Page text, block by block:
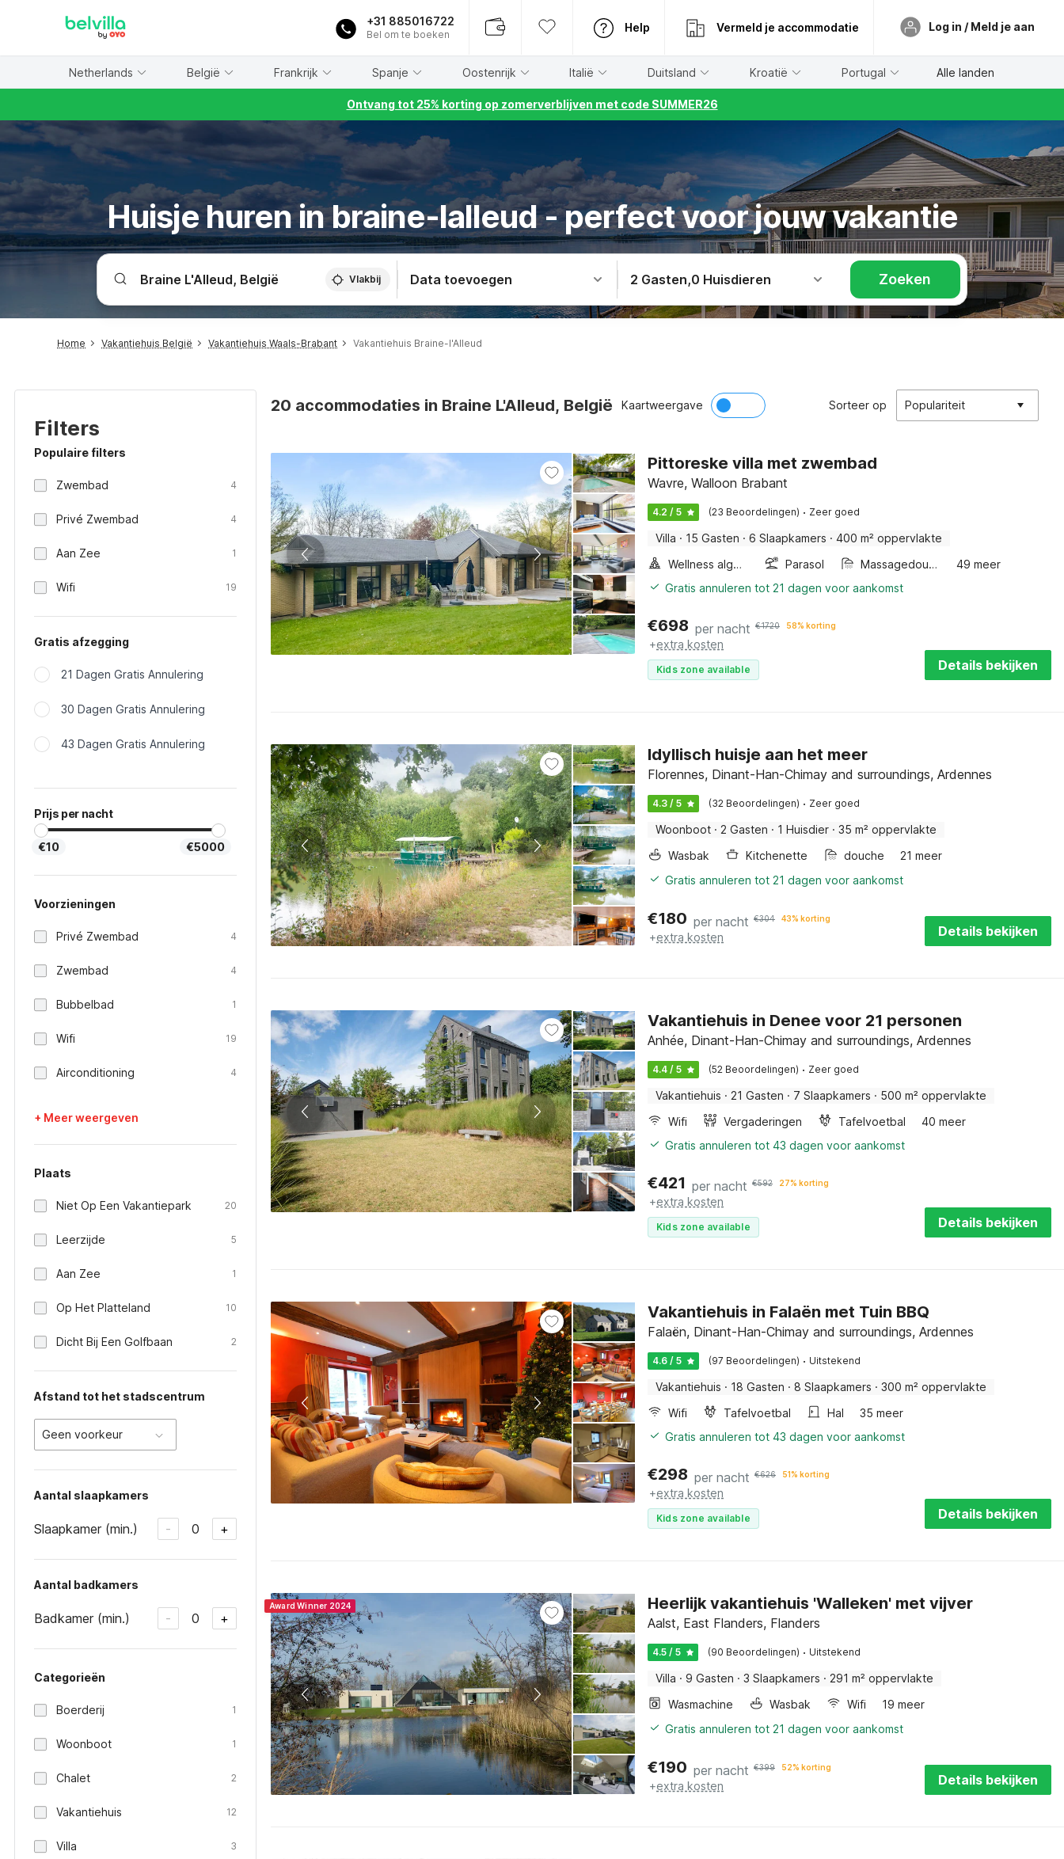
+31 885016722
Bel om te boeken
Help Vermeld je accommodatie Log in / Meld je aan
Netherlands België Frankrijk Spanje Oostenrijk Italië Duitsland Kroatië Portugal Alle landen
Ontvang tot 25% korting op zomerverblijven met code SUMMER26
Huisje huren in braine-lalleud - perfect voor jouw vakantie
Vlakbij Data toevoegen 2 Gasten,0 Huisdieren Zoeken
Home Vakantiehuis België Vakantiehuis Waals-Brabant Vakantiehuis Braine-l'Alleud
Filters
Populaire filters
Zwembad 4
Privé Zwembad 4
Aan Zee 1
Wifi 19
Gratis afzegging
21 Dagen Gratis Annulering
30 Dagen Gratis Annulering
43 Dagen Gratis Annulering
Prijs per nacht
€10 €5000
Voorzieningen
Privé Zwembad 4
Zwembad 4
Bubbelbad 1
Wifi 19
Airconditioning 4
+ Meer weergeven
Plaats
Niet Op Een Vakantiepark 20
Leerzijde 5
Aan Zee 1
Op Het Platteland 10
Dicht Bij Een Golfbaan 2
Afstand tot het stadscentrum
Geen voorkeur
Aantal slaapkamers
Slaapkamer (min.) - 0 +
Aantal badkamers
Badkamer (min.) - 0 +
Categorieën
Boerderij 1
Woonboot 1
Chalet 2
Vakantiehuis 12
Villa 3
20 accommodaties in Braine L'Alleud, België Kaartweergave Sorteer op Populariteit
Pittoreske villa met zwembad
Wavre, Walloon Brabant
4.2 / 5 (23 Beoordelingen) · Zeer goed
Villa · 15 Gasten · 6 Slaapkamers · 400 m² oppervlakte
Wellness algemeen
Parasol Massagedouche
49 meer
Gratis annuleren tot 21 dagen voor aankomst
€698 per nacht €1720 58% korting
+extra kosten
Kids zone available Details bekijken
Idyllisch huisje aan het meer
Florennes, Dinant-Han-Chimay and surroundings, Ardennes
4.3 / 5 (32 Beoordelingen) · Zeer goed
Woonboot · 2 Gasten · 1 Huisdier · 35 m² oppervlakte
Wasbak
Kitchenette douche
21 meer
Gratis annuleren tot 21 dagen voor aankomst
€180 per nacht €304 43% korting
+extra kosten Details bekijken
Vakantiehuis in Denee voor 21 personen
Anhée, Dinant-Han-Chimay and surroundings, Ardennes
4.4 / 5 (52 Beoordelingen) · Zeer goed
Vakantiehuis · 21 Gasten · 7 Slaapkamers · 500 m² oppervlakte
Wifi
Vergaderingen Tafelvoetbal
40 meer
Gratis annuleren tot 43 dagen voor aankomst
€421 per nacht €592 27% korting
+extra kosten
Kids zone available Details bekijken
Vakantiehuis in Falaën met Tuin BBQ
Falaën, Dinant-Han-Chimay and surroundings, Ardennes
4.6 / 5 (97 Beoordelingen) · Uitstekend
Vakantiehuis · 18 Gasten · 8 Slaapkamers · 300 m² oppervlakte
Wifi
Tafelvoetbal Hal
35 meer
Gratis annuleren tot 43 dagen voor aankomst
€298 per nacht €626 51% korting
+extra kosten
Kids zone available Details bekijken
Award Winner 2024 Heerlijk vakantiehuis 'Walleken' met vijver
Aalst, East Flanders, Flanders
4.5 / 5 (90 Beoordelingen) · Uitstekend
Villa · 9 Gasten · 3 Slaapkamers · 291 m² oppervlakte
Wasmachine
Wasbak Wifi
19 meer
Gratis annuleren tot 21 dagen voor aankomst
€190 per nacht €399 52% korting
+extra kosten Details bekijken